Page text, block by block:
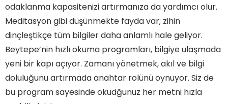
odaklanma kapasitenizi artırmanıza da yardımcı olur.
Meditasyon gibi düşünmekte fayda var; zihin
dinçleştikçe tüm bilgiler daha anlamlı hale geliyor.
Beytepe’nin hızlı okuma programları, bilgiye ulaşmada
yeni bir kapı açıyor. Zamanı yönetmek, akıl ve bilgi
doluluğunu artırmada anahtar rolünü oynuyor. Siz de
bu program sayesinde okudğunuz her metni hızla